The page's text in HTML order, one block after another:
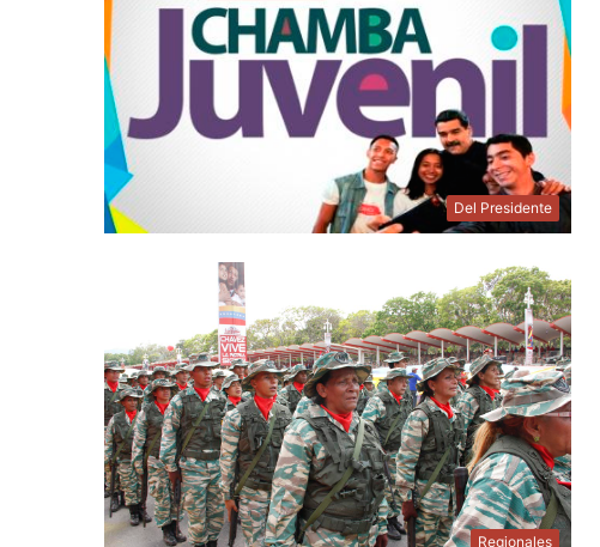
Del Presidente
Regionales